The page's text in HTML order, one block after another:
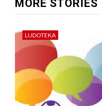
MORE STORIES
LUDOTEKA